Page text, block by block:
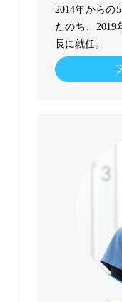
2014年からの
たのち、
長に就任。